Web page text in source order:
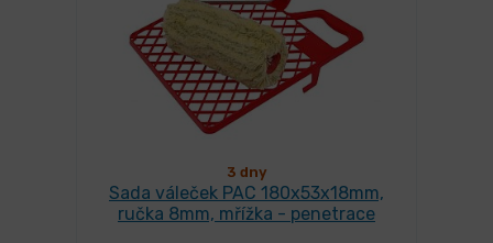
3 dny
Sada váleček PAC 180x53x18mm,
ručka 8mm, mřížka - penetrace